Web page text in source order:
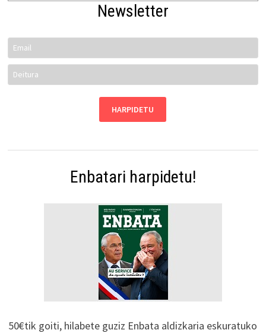
Newsletter
Enbatari harpidetu!
50€tik goiti, hilabete guziz Enbata aldizkaria eskuratuko